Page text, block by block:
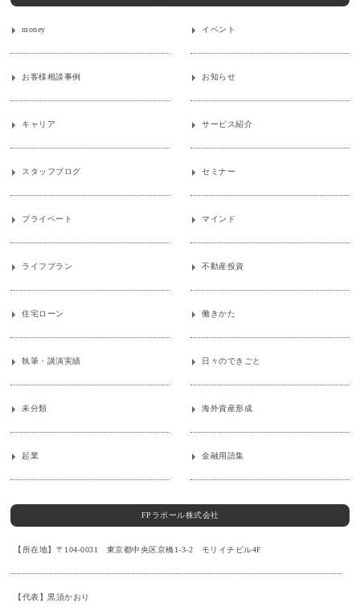
money イベント
お客様相談事例 お知らせ
キャリア サービス紹介
スタッフブログ セミナー
プライベート マインド
ライフプラン 不動産投資
住宅ローン 働きかた
執筆・講演実績 日々のできごと
未分類 海外資産形成
起業 金融用語集
FPラポール株式会社
【所在地】〒104-0031 東京都中央区京橋1-3-2 モリイチビル4F
【代表】黒須かおり